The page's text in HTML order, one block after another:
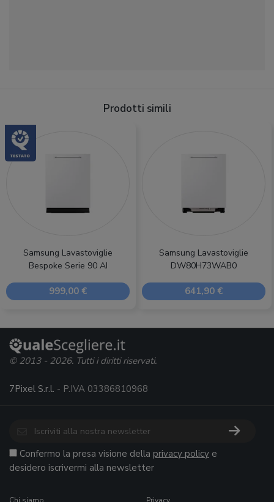
Prodotti simili
Samsung Lavastoviglie
Bespoke Serie 90 AI
999,00 €
Samsung Lavastoviglie
DW80H73WAB0
641,90 €
© 2013 - 2026. Tutti i diritti riservati.
7Pixel S.r.l. - P.IVA 03386810968
Confermo la presa visione della privacy policy e
desidero iscrivermi alla newsletter